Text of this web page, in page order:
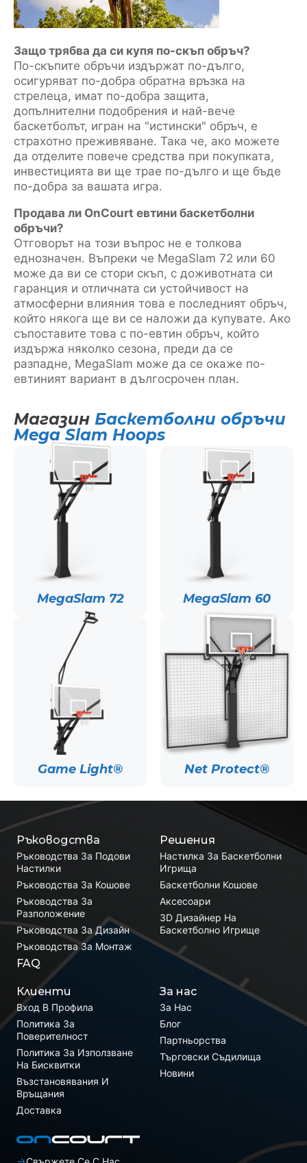
Защо трябва да си купя по-скъп обръч?
По-скъпите обръчи издържат по-дълго,
осигуряват по-добра обратна връзка на
стрелеца, имат по-добра защита,
допълнителни подобрения и най-вече
баскетболът, игран на "истински" обръч, е
страхотно преживяване. Така че, ако можете
да отделите повече средства при покупката,
инвестицията ви ще трае по-дълго и ще бъде
по-добра за вашата игра.
Продава ли OnCourt евтини баскетболни
обръчи?
Отговорът на този въпрос не е толкова
еднозначен. Въпреки че MegaSlam 72 или 60
може да ви се стори скъп, с доживотната си
гаранция и отличната си устойчивост на
атмосферни влияния това е последният обръч,
който някога ще ви се наложи да купувате. Ако
съпоставите това с по-евтин обръч, който
издържа няколко сезона, преди да се
разпадне, MegaSlam може да се окаже по-
евтиният вариант в дългосрочен план.
Магазин Баскетболни обръчи
Mega Slam Hoops
MegaSlam 72 MegaSlam 60
Game Light® Net Protect®
Решения
Настилка За Баскетболни
Игрища
Баскетболни Кошове
Аксесоари
3D Дизайнер На
Баскетболно Игрище
Ръководства
Ръководства За Подови
Настилки
Ръководства За Кошове
Ръководства За
Разположение
Ръководства За Дизайн
Ръководства За Монтаж
FAQ
Клиенти
Вход В Профила
Политика За
Поверителност
Политика За Използване
На Бисквитки
Възстановявания И
Връщания
Доставка
За нас
За Нас
Блог
Партньорства
Търговски Съдилища
Новини